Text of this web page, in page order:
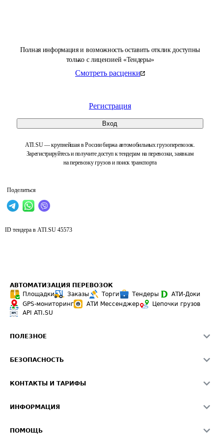
Полная информация и возможность оставить отклик доступны
только с лицензией «Тендеры»
Смотреть расценки
Регистрация
Вход
ATI.SU — крупнейшая в России биржа автомобильных грузоперевозок.
Зарегистрируйтесь и получите доступ к тендерам на перевозки, заявкам
на перевозку грузов и поиск транспорта
Поделиться
ID тендера в ATI.SU 45573
АВТОМАТИЗАЦИЯ ПЕРЕВОЗОК
Площадки
Заказы Торги Тендеры
АТИ-Доки
GPS-мониторинг
АТИ Мессенджер
Цепочки грузов
API ATI.SU
ПОЛЕЗНОЕ
Звезды ATI.SU на вашем сайте
Средние ставки
БЕЗОПАСНОСТЬ
Светофор+
О формировании Паспорта
КОНТАКТЫ И ТАРИФЫ
Реклама на сайте
ИНФОРМАЦИЯ
ПОМОЩЬ